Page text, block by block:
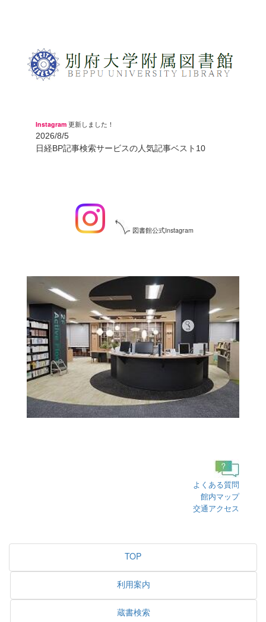
Instagram 更新しました！
2026/8/5
日経BP記事検索サービスの人気記事ベスト10
図書館公式Instagram
よくある質問
館内マップ
交通アクセス
TOP
利用案内
蔵書検索